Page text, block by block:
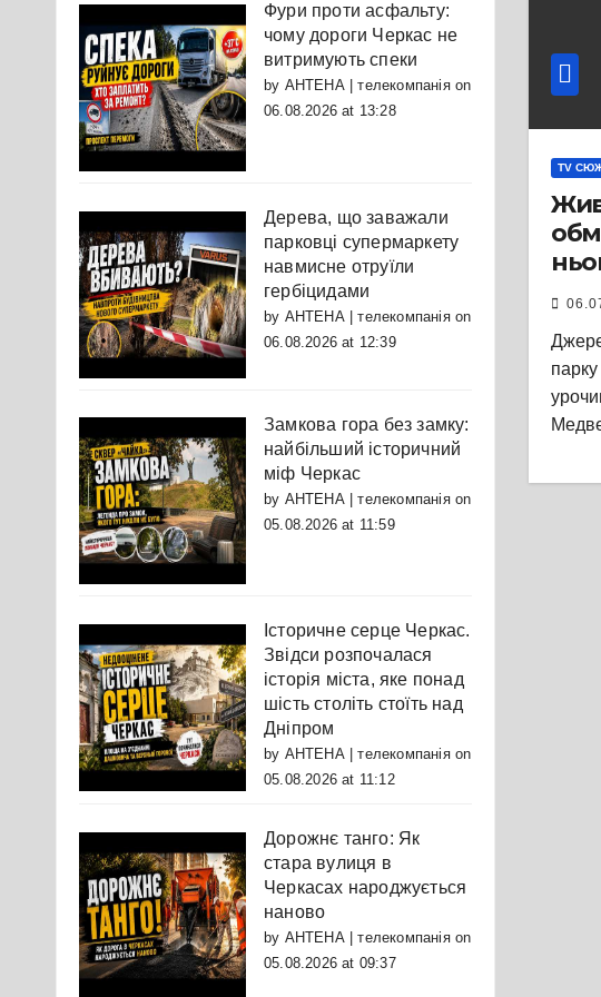
Фури проти асфальту:
чому дороги Черкас не
витримують спеки
by АНТЕНА | телекомпаніяon
06.08.2026 at 13:28
Дерева, що заважали
парковці супермаркету
навмисне отруїли
гербіцидами
by АНТЕНА | телекомпаніяon
06.08.2026 at 12:39
Замкова гора без замку:
найбільший історичний
міф Черкас
by АНТЕНА | телекомпаніяon
05.08.2026 at 11:59
Історичне серце Черкас.
Звідси розпочалася
історія міста, яке понад
шість століть стоїть над
Дніпром
by АНТЕНА | телекомпаніяon
05.08.2026 at 11:12
Дорожнє танго: Як
стара вулиця в
Черкасах народжується
наново
by АНТЕНА | телекомпаніяon
05.08.2026 at 09:37
TV